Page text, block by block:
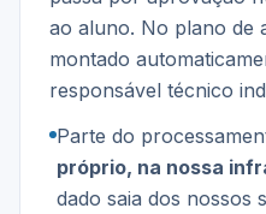
ao aluno. No plano de
montado
responsável técnico
Parte do
próprio, na nossa
dado saia dos nossos